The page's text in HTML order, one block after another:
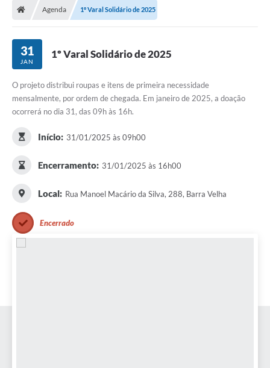
Agenda 1º Varal Solidário de 2025
31
JAN
1º Varal Solidário de 2025
O projeto distribui roupas e itens de primeira necessidade
mensalmente, por ordem de chegada. Em janeiro de 2025, a doação
ocorrerá no dia 31, das 09h às 16h.
Início: 31/01/2025 às 09h00
Encerramento: 31/01/2025 às 16h00
Local: Rua Manoel Macário da Silva, 288, Barra Velha
Encerrado